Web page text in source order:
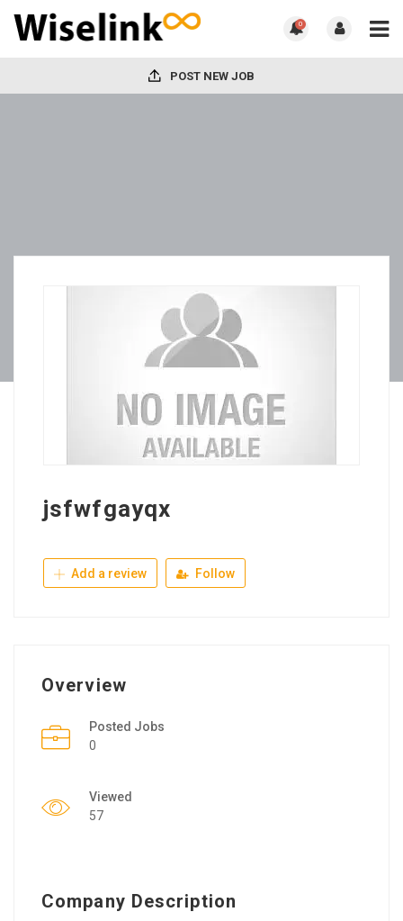
0
POST NEW JOB
jsfwfgayqx
Add a review Follow
Overview
Posted Jobs
0
Viewed
57
Company Description